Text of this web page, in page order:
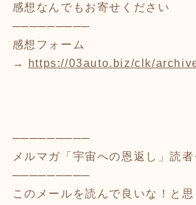
感想なんでもお寄せください
─────────
感想フォーム
→
https://03auto.biz/clk/
─────────
メルマガ「宇宙への恩返し」読者
─────────
このメールを読んで良いな！と